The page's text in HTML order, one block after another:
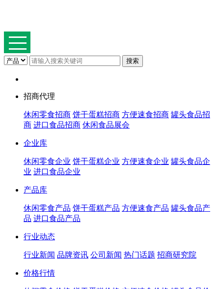
招商代理
休闲零食招商 饼干蛋糕招商 方便速食招商 罐头食品招
商 进口食品招商 休闲食品展会
企业库
休闲零食企业 饼干蛋糕企业 方便速食企业 罐头食品企
业 进口食品企业
产品库
休闲零食产品 饼干蛋糕产品 方便速食产品 罐头食品产
品 进口食品产品
行业动态
行业新闻 品牌资讯 公司新闻 热门话题 招商研究院
价格行情